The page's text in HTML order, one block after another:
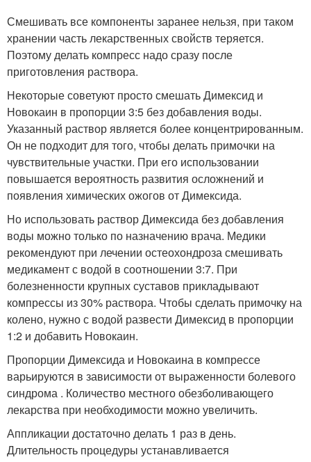
Смешивать все компоненты заранее нельзя, при таком
хранении часть лекарственных свойств теряется.
Поэтому делать компресс надо сразу после
приготовления раствора.
Некоторые советуют просто смешать Димексид и
Новокаин в пропорции 3:5 без добавления воды.
Указанный раствор является более концентрированным.
Он не подходит для того, чтобы делать примочки на
чувствительные участки. При его использовании
повышается вероятность развития осложнений и
появления химических ожогов от Димексида.
Но использовать раствор Димексида без добавления
воды можно только по назначению врача. Медики
рекомендуют при лечении остеохондроза смешивать
медикамент с водой в соотношении 3:7. При
болезненности крупных суставов прикладывают
компрессы из 30% раствора. Чтобы сделать примочку на
колено, нужно с водой развести Димексид в пропорции
1:2 и добавить Новокаин.
Пропорции Димексида и Новокаина в компрессе
варьируются в зависимости от выраженности болевого
синдрома . Количество местного обезболивающего
лекарства при необходимости можно увеличить.
Аппликации достаточно делать 1 раз в день.
Длительность процедуры устанавливается